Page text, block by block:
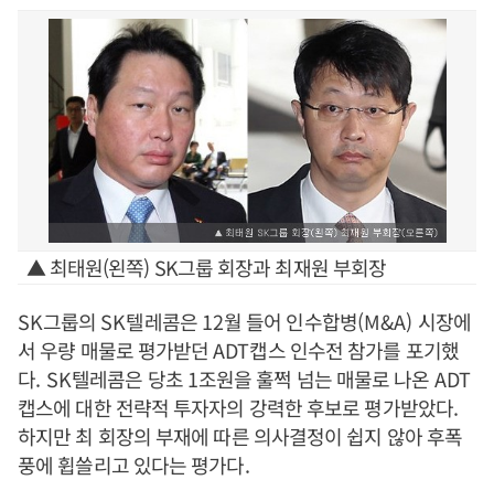
▲ 최태원(왼쪽) SK그룹 회장과 최재원 부회장
SK그룹의 SK텔레콤은12월 들어 인수합병(M&A) 시장에
서 우량 매물로 평가받던ADT캡스 인수전 참가를 포기했
다. SK텔레콤은 당초1조원을 훌쩍 넘는 매물로 나온ADT
캡스에 대한 전략적 투자자의 강력한 후보로 평가받았다.
하지만 최 회장의 부재에 따른 의사결정이 쉽지 않아 후폭
풍에 휩쓸리고 있다는 평가다.